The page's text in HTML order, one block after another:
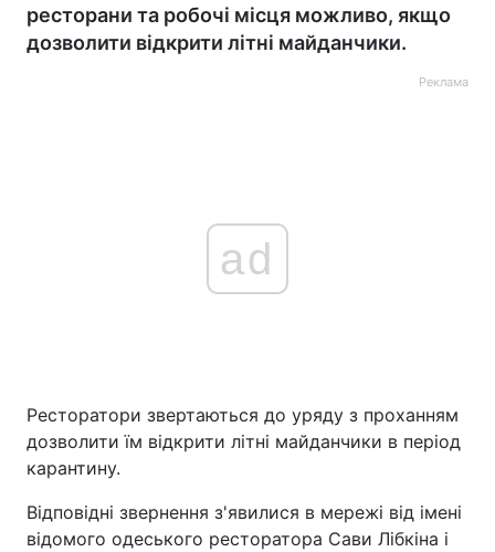
Головна Війна
Україна
Економіка Світ
ресторани та робочі місця можливо, якщо
дозволити відкрити літні майданчики.
Реклама
ad
Ресторатори звертаються до уряду з проханням
дозволити їм відкрити літні майданчики в період
карантину.
Відповідні звернення з'явилися в мережі від імені
відомого одеського ресторатора Сави Лібкіна і